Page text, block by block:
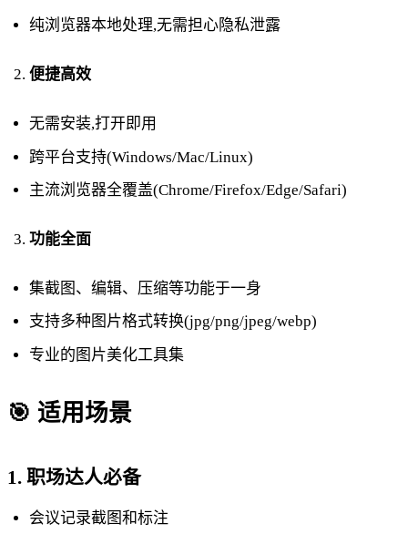
纯浏览器本地处理,无需担心隐私泄露
便捷高效
无需安装,打开即用
跨平台支持(Windows/Mac/Linux)
主流浏览器全覆盖(Chrome/Firefox/Edge/Safari)
功能全面
集截图、编辑、压缩等功能于一身
支持多种图片格式转换(jpg/png/jpeg/webp)
专业的图片美化工具集
🎯 适用场景
1. 职场达人必备
会议记录截图和标注